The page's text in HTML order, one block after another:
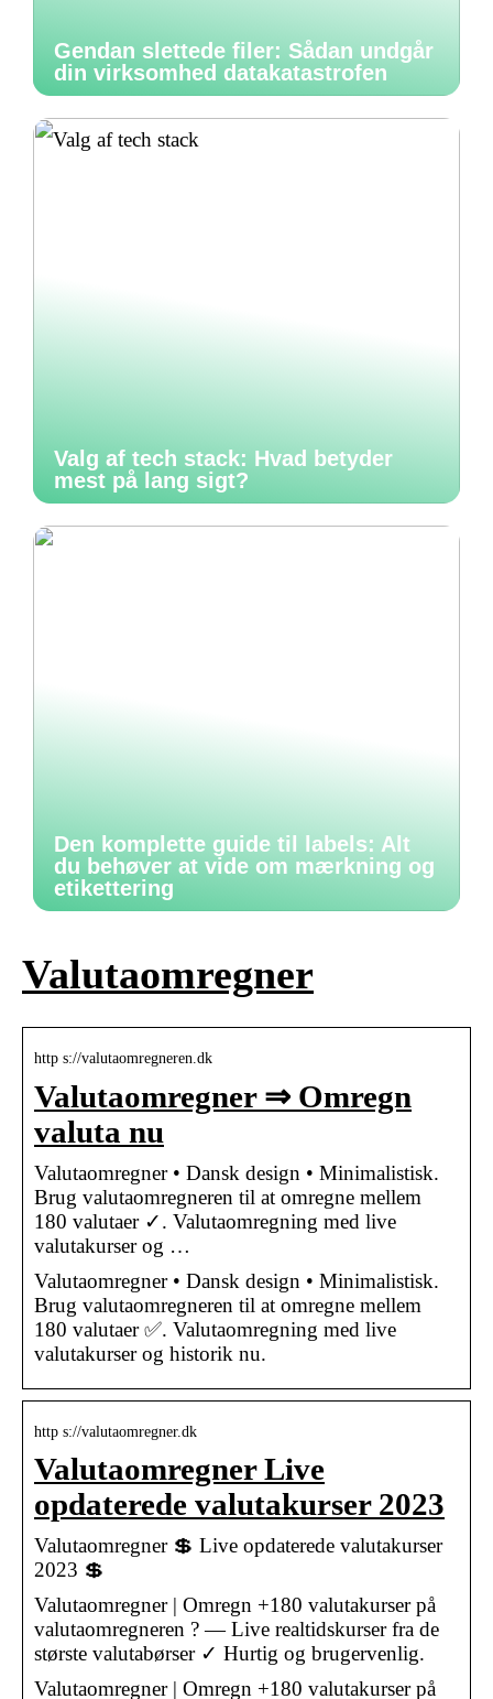
Gendan slettede filer: Sådan undgår
din virksomhed datakatastrofen
Valg af tech stack: Hvad betyder
mest på lang sigt?
Den komplette guide til labels: Alt
du behøver at vide om mærkning og
etikettering
Valutaomregner
http s://valutaomregneren.dk
Valutaomregner ⇒ Omregn
valuta nu
Valutaomregner • Dansk design • Minimalistisk.
Brug valutaomregneren til at omregne mellem
180 valutaer ✓. Valutaomregning med live
valutakurser og …
Valutaomregner • Dansk design • Minimalistisk.
Brug valutaomregneren til at omregne mellem
180 valutaer ✅. Valutaomregning med live
valutakurser og historik nu.
http s://valutaomregner.dk
Valutaomregner Live
opdaterede valutakurser 2023
Valutaomregner 💲 Live opdaterede valutakurser
2023 💲
Valutaomregner | Omregn +180 valutakurser på
valutaomregneren ? — Live realtidskurser fra de
største valutabørser ✓ Hurtig og brugervenlig.
Valutaomregner | Omregn +180 valutakurser på